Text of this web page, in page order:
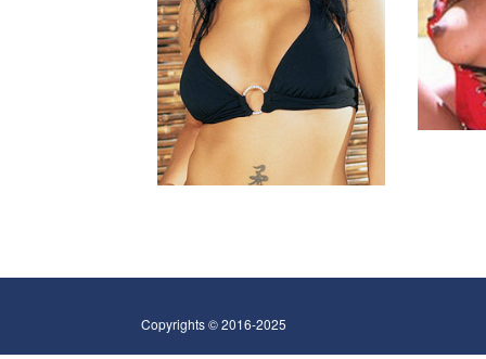
Copyrights © 2016-2025